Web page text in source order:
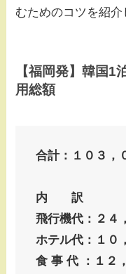
むためのコツを紹介
【福岡発】韓国1
用総額
合計：１０３，
内 訳
飛行機代：２４
ホテル代：１０
食 事 代 ：１２